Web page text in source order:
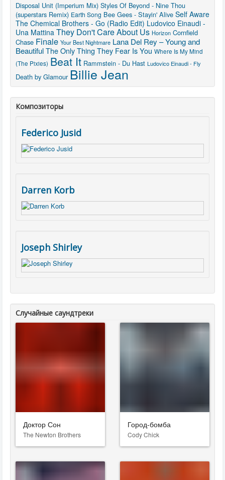
Disposal Unit (Imperium Mix) Styles Of Beyond - Nine Thou
(superstars Remix) Earth Song Bee Gees - Stayin' Alive Self Aware
The Chemical Brothers - Go (Radio Edit) Ludovico Einaudi -
Una Mattina They Don't Care About Us Horizon Cornfield
Chase Finale Your Best Nightmare Lana Del Rey – Young and
BeautifulThe Only Thing They Fear Is You Where Is My Mind
(The Pixies) Beat It Rammstein - Du Hast Ludovico Einaudi - Fly
Death by Glamour Billie Jean
Композиторы
Federico Jusid
Darren Korb
Joseph Shirley
Случайные саундтреки
Доктор Сон
The Newton Brothers
Город-бомба
Cody Chick